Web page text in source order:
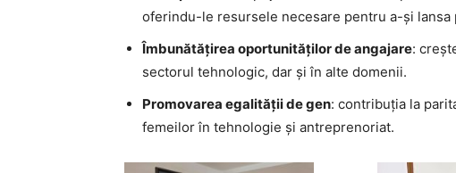
oferindu-le resursele necesare pentru a-și lansa
Îmbunătățirea oportunităților de angajare:
sectorul tehnologic, dar și în alte domenii.
Promovarea egalității de gen: contribuția la
femeilor în tehnologie și antreprenoriat.